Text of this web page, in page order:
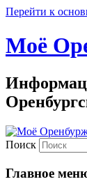
Перейти к
Моё
Поиск
Главное